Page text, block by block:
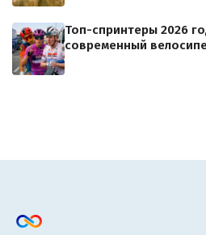
Топ-спринтеры 2026
современный